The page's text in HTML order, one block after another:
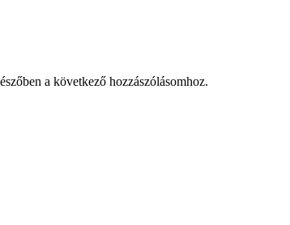
a következő hozzászólásomhoz.